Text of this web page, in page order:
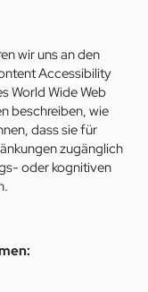
wir uns an den
Accessibility
World Wide Web
beschreiben, wie
dass sie für
zugänglich
oder kognitiven